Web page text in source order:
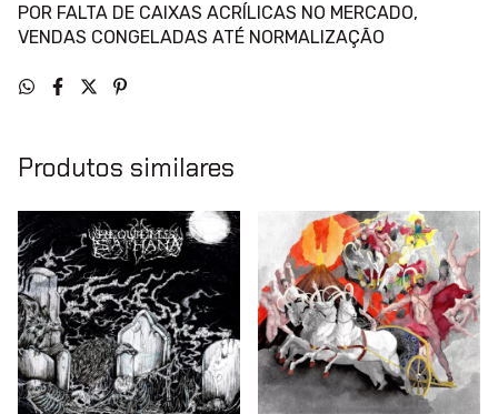
POR FALTA DE CAIXAS ACRÍLICAS NO MERCADO,
VENDAS CONGELADAS ATÉ NORMALIZAÇÃO
Produtos similares